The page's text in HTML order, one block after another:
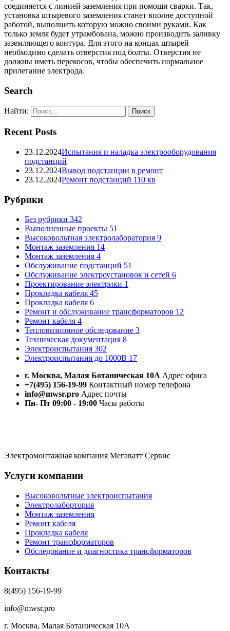
соединяется с линией заземления при помощи сварки. Так,
установка штыревого заземления станет вполне доступной
работой, выполнить которую можно своими руками. Как
только земля будет утрамбована, можно производить заливку
заземляющего контура. Для этого на концах штырей
необходимо сделать отверстия под болты. Отверстия не
должны иметь перекосов, чтобы обеспечить нормальное
прилегание электрода.
Search
Найти:
Recent Posts
23.12.2024Испытания и наладка электрооборудования
подстанций
23.12.2024Вывод подстанции в ремонт
23.12.2024Ремонт подстанций 110 кв
Рубрики
Без рубрики 342
Выполненные проекты 51
Высоковольтная электролаборатория 9
Монтаж заземления 14
Монтаж заземления 4
Обслуживание подстанций 51
Обслуживание электроустановок и сетей 6
Проектирование электрики 1
Прокладка кабеля 45
Прокладка кабеля 6
Ремонт и обслуживание трансформаторов 12
Ремонт кабеля 4
Тепловизионное обследование 3
Техническая документация 8
Электроиспытания 302
Электроиспытания до 1000В 17
г. Москва, Малая Ботаническая 10А Адрес офиса
+7(495) 156-19-99 Контактный номер телефона
info@mwsr.pro Адрес почты
Пн- Пт 09:00 - 19:00 Часы работы
Электромонтажная компания Мегаватт Сервис
Услуги компании
Высоковольтные электроиспытания
Электролабортория
Монтаж заземления
Ремонт кабеля
Прокладка кабеля
Ремонт трансформаторов
Обследование и диагностика трансформаторов
Контакты
8(495) 156-19-99
info@mwsr.pro
г. Москва, Малая Ботаническая 10А